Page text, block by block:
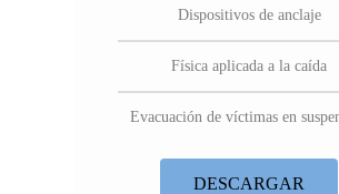
Dispositivos de anclaje
Física aplicada a la caída
Evacuación de víctimas en
DESCARGAR